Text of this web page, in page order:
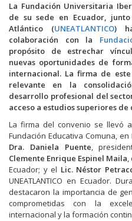
La Fundación Universitaria
de su sede en Ecuador,
Atlántico (UNEATLANTICO)
colaboración con la
propósito de estrechar
nuevas oportunidades de
internacional. La firma de
relevante en la
desarrollo profesional del
acceso a estudios superiores de
La firma del convenio se llevó
Fundación Educativa Comuna,
Dra. Daniela Puente,
Clemente Enrique Espinel Maila,
Ecuador; y el Lic. Néstor
UNEATLANTICO en Ecuador.
destacaron la importancia de
comprometidas con la
internacional y la formación